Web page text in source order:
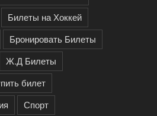
Билеты на Хоккей
Бронировать Билеты
Ж.Д Билеты
билет
Спорт